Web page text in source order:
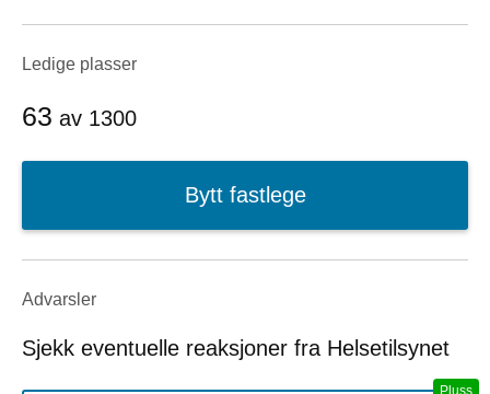
Ledige plasser
63 av 1300
Bytt fastlege
Advarsler
Sjekk eventuelle reaksjoner fra Helsetilsynet